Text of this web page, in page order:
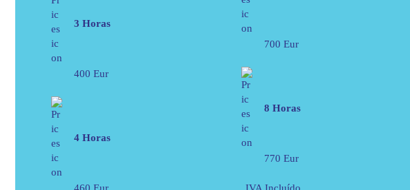
3 Horas
400 Eur
4 Horas
700 Eur
8 Horas
770 Eur